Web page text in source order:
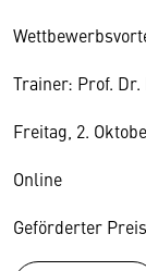
Trainer: Prof.
Freitag, 2.
Online
Geförderter